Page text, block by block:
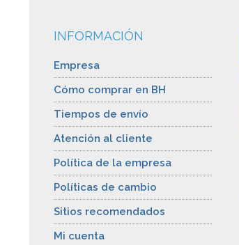
INFORMACIÓN
Empresa
Cómo comprar en BH
Tiempos de envío
Atención al cliente
Política de la empresa
Políticas de cambio
Sitios recomendados
Mi cuenta